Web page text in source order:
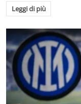
Leggi di più